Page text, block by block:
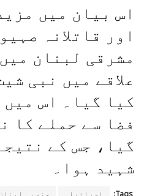
اس بیان میں
اور قاتلانہ
مشرقی لبنان
علاقے میں نبی
کیا گیا۔ اس
فضا سے حملے کا
گیا، جس کے
شہید ہوا۔